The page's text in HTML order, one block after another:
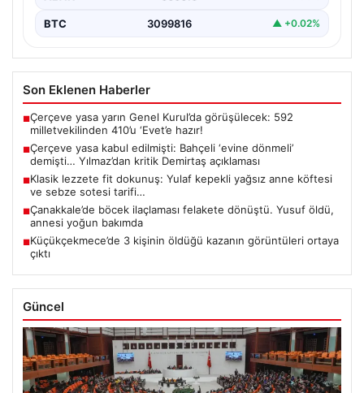
BTC 3099816 ▲ +0.02%
Son Eklenen Haberler
■Çerçeve yasa yarın Genel Kurul’da görüşülecek: 592
milletvekilinden 410’u ‘Evet’e hazır!
■Çerçeve yasa kabul edilmişti: Bahçeli ‘evine dönmeli’
demişti… Yılmaz’dan kritik Demirtaş açıklaması
■Klasik lezzete fit dokunuş: Yulaf kepekli yağsız anne köftesi
ve sebze sotesi tarifi…
■Çanakkale’de böcek ilaçlaması felakete dönüştü. Yusuf öldü,
annesi yoğun bakımda
■Küçükçekmece’de 3 kişinin öldüğü kazanın görüntüleri ortaya
çıktı
Güncel